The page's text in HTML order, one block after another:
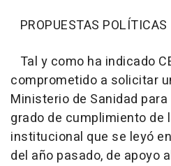
PROPUESTAS POLÍTICAS
Tal y como ha indicado
comprometido a solicitar
Ministerio de Sanidad
grado de cumplimiento de
institucional que se leyó
del año pasado, de apoyo